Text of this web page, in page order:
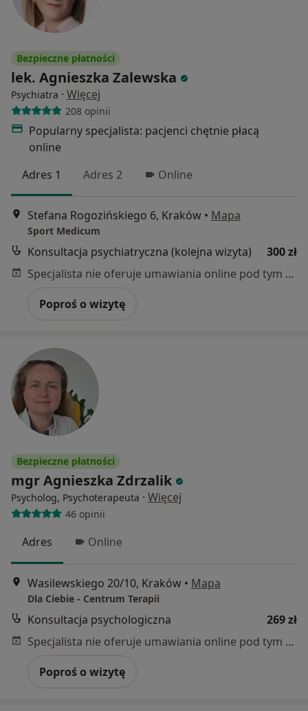
Bezpieczne płatności
lek. Agnieszka Zalewska
Psychiatra · Więcej
208 opinii
Popularny specjalista: pacjenci chętnie płacą
online
Adres 1
Adres 2 Online
Stefana Rogozińskiego 6, Kraków • Mapa
Sport Medicum
Konsultacja psychiatryczna (kolejna wizyta)
300 zł
Specjalista nie oferuje umawiania online pod tym adresem.
Poproś o wizytę
Bezpieczne płatności
mgr Agnieszka Zdrzalik
Psycholog, Psychoterapeuta · Więcej
46 opinii
Adres Online
Wasilewskiego 20/10, Kraków • Mapa
Dla Ciebie - Centrum Terapii
Konsultacja psychologiczna
269 zł
Specjalista nie oferuje umawiania online pod tym adresem.
Poproś o wizytę